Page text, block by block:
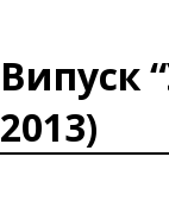
Випуск
2013)